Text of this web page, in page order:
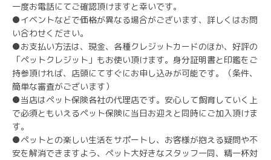
一度お電話にてご確認頂けますと幸いです。
●イベントなどで価格が異なる場合がございます、詳しくはお問
い合わせください。
●お支払い方法は、現金、各種クレジットカードのほか、好評の
「ペットクレジット」もお使い頂けます。身分証明書と印鑑をご
持参頂ければ、店頭にてすぐにお申し込みが可能です。（条件、
簡単な審査がございます）
●当店はペット保険各社の代理店です。安心して飼育していく上
で必須ともいえるペット保険に当日お迎えと同時にご加入頂けま
す。
●ペットとの楽しい生活をサポートし、お客様が抱える疑問や不
安を解消できますよう、ペット大好きなスタッフ一同、精一杯対